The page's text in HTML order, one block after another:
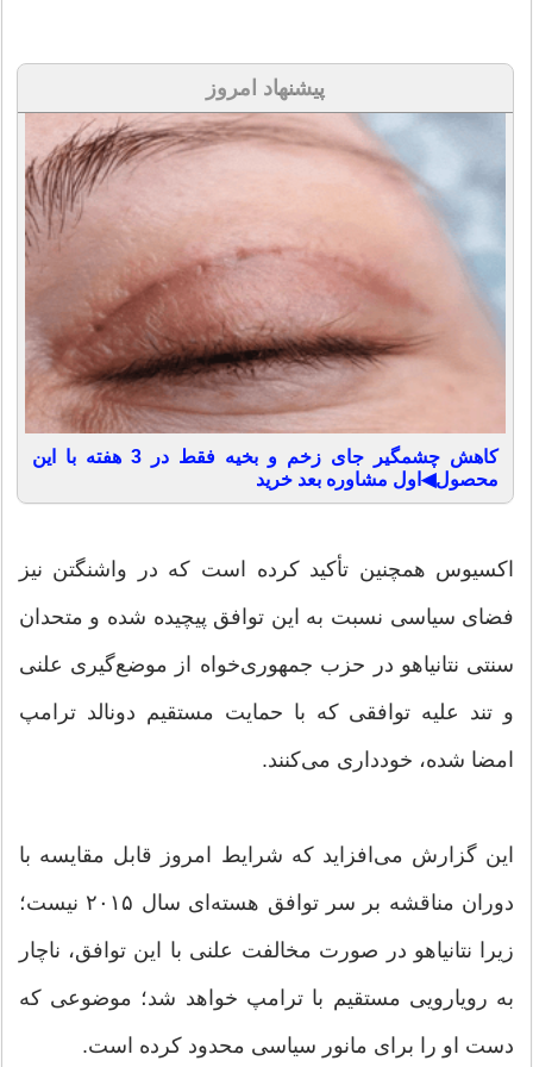
پیشنهاد امروز
کاهش چشمگیر جای زخم و بخیه فقط در 3 هفته با این
محصول◀اول مشاوره بعد خرید
اکسیوس همچنین تأکید کرده است که در واشنگتن نیز
فضای سیاسی نسبت به این توافق پیچیده شده و متحدان
سنتی نتانیاهو در حزب جمهوری‌خواه از موضع‌گیری علنی
و تند علیه توافقی که با حمایت مستقیم دونالد ترامپ
امضا شده، خودداری می‌کنند.
این گزارش می‌افزاید که شرایط امروز قابل مقایسه با
دوران مناقشه بر سر توافق هسته‌ای سال ۲۰۱۵ نیست؛
زیرا نتانیاهو در صورت مخالفت علنی با این توافق، ناچار
به رویارویی مستقیم با ترامپ خواهد شد؛ موضوعی که
دست او را برای مانور سیاسی محدود کرده است.